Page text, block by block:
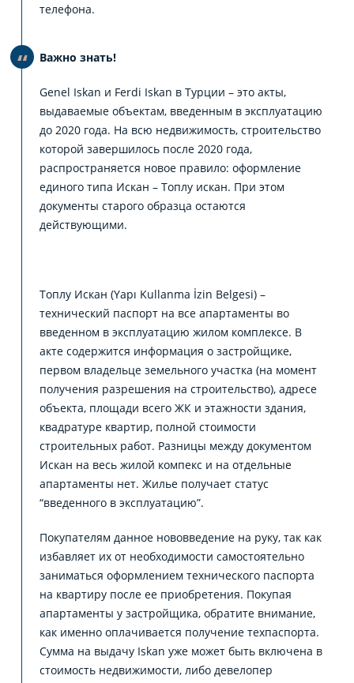
телефона.
Важно знать!
Genel Iskan и Ferdi Iskan в Турции – это акты,
выдаваемые объектам, введенным в эксплуатацию
до 2020 года. На всю недвижимость, строительство
которой завершилось после 2020 года,
распространяется новое правило: оформление
единого типа Искан – Топлу искан. При этом
документы старого образца остаются
действующими.
Топлу Искан (Yapı Kullanma İzin Belgesi) –
технический паспорт на все апартаменты во
введенном в эксплуатацию жилом комплексе. В
акте содержится информация о застройщике,
первом владельце земельного участка (на момент
получения разрешения на строительство), адресе
объекта, площади всего ЖК и этажности здания,
квадратуре квартир, полной стоимости
строительных работ. Разницы между документом
Искан на весь жилой компекс и на отдельные
апартаменты нет. Жилье получает статус
“введенного в эксплуатацию”.
Покупателям данное нововведение на руку, так как
избавляет их от необходимости самостоятельно
заниматься оформлением технического паспорта
на квартиру после ее приобретения. Покупая
апартаменты у застройщика, обратите внимание,
как именно оплачивается получение техпаспорта.
Сумма на выдачу Iskan уже может быть включена в
стоимость недвижимости, либо девелопер